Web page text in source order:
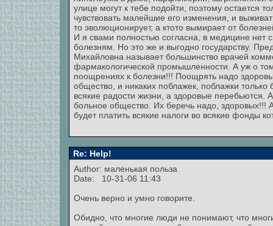
улице могут к тебе подойти, поэтому остается
чувствовать малейшие его изменения, и
то эволюционирует, а ктото вымирает от
И я свами полностью согласна, в медицине нет
болезням. Но это же и выгодно государству.
Михайловна называет большинство врачей
фармакологической промышленности. А уж о
поощрениях к болезни!!! Поощрять надо
общество, и никаких поблажек, поблажки
всякие радости жизни, а здоровые
больное общество. Их беречь надо, здоровых!!!
будет платить всякие налоги во всякие фонды
Re: Help!
Author: маленькая польза
Date: 10-31-06 11:43
Очень верно и умно говорите.
Обидно, что многие люди не понимают, что